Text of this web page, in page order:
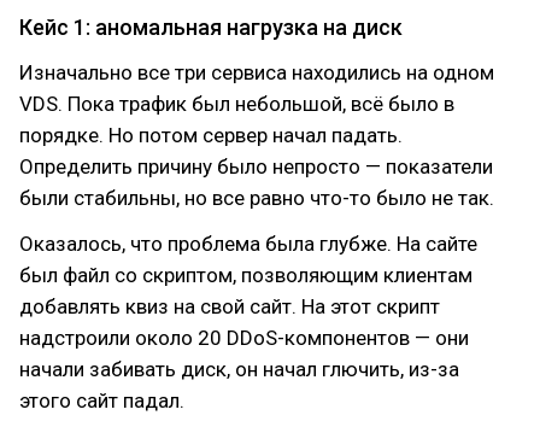
Кейс 1: аномальная нагрузка на диск
Изначально все три сервиса находились на одном
VDS. Пока трафик был небольшой, всё было в
порядке. Но потом сервер начал падать.
Определить причину было непросто — показатели
были стабильны, но все равно что-то было не так.
Оказалось, что проблема была глубже. На сайте
был файл со скриптом, позволяющим клиентам
добавлять квиз на свой сайт. На этот скрипт
надстроили около 20 DDoS-компонентов — они
начали забивать диск, он начал глючить, из-за
этого сайт падал.